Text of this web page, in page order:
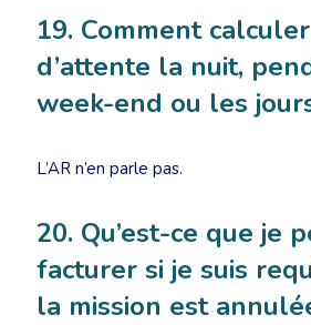
19. Comment
d’attente la nuit,
week-end ou les
L’AR n’en parle pas.
20. Qu’est-ce que je
facturer si je suis
la mission est